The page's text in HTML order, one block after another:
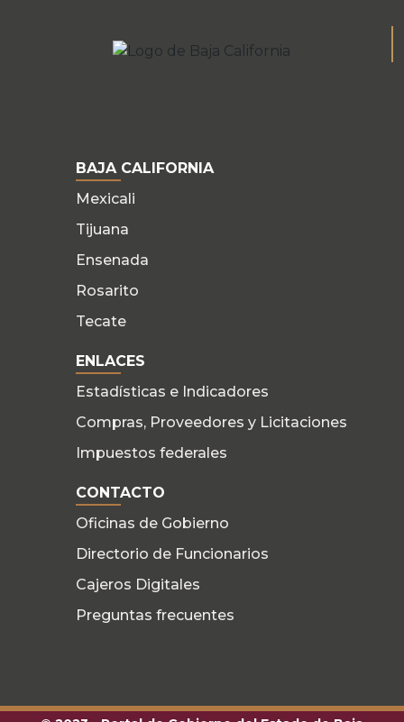
BAJA CALIFORNIA
Mexicali
Tijuana
Ensenada
Rosarito
Tecate
ENLACES
Estadísticas e Indicadores
Compras, Proveedores y Licitaciones
Impuestos federales
CONTACTO
Oficinas de Gobierno
Directorio de Funcionarios
Cajeros Digitales
Preguntas frecuentes